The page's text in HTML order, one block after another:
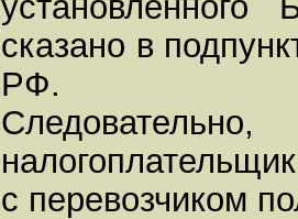
сказано в
РФ.
с перевозчиком